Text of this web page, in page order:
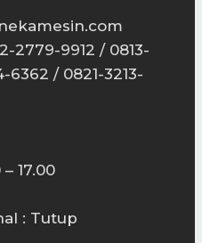
2779-9912 / 0813-
6362 / 0821-3213-
17.00
: Tutup